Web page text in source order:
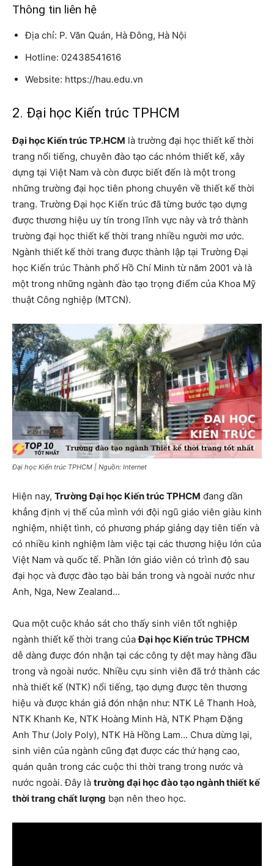
Thông tin liên hệ
Địa chỉ: P. Văn Quán, Hà Đông, Hà Nội
Hotline: 02438541616
Website: https://hau.edu.vn
2. Đại học Kiến trúc TPHCM
Đại học Kiến trúc TP.HCM là trường đại học thiết kế thời
trang nổi tiếng, chuyên đào tạo các nhóm thiết kế, xây
dựng tại Việt Nam và còn được biết đến là một trong
những trường đại học tiên phong chuyên về thiết kế thời
trang. Trường Đại học Kiến ​​trúc đã từng bước tạo dựng
được thương hiệu uy tín trong lĩnh vực này và trở thành
trường đại học thiết kế thời trang nhiều người mơ ước.
Ngành thiết kế thời trang được thành lập tại Trường Đại
học Kiến trúc Thành phố Hồ Chí Minh từ năm 2001 và là
một trong những ngành đào tạo trọng điểm của Khoa Mỹ
thuật Công nghiệp (MTCN).
Đại học Kiến trúc TPHCM | Nguồn: Internet
Hiện nay, Trường Đại học Kiến trúc TPHCM đang dần
khẳng định vị thế của mình với đội ngũ giáo viên giàu kinh
nghiệm, nhiệt tình, có phương pháp giảng dạy tiên tiến và
có nhiều kinh nghiệm làm việc tại các thương hiệu lớn của
Việt Nam và quốc tế. Phần lớn giáo viên có trình độ sau
đại học và được đào tạo bài bản trong và ngoài nước như
Anh, Nga, New Zealand…
Qua một cuộc khảo sát cho thấy sinh viên tốt nghiệp
ngành thiết kế thời trang củaĐại học Kiến trúc TPHCM
dễ dàng được đón nhận tại các công ty dệt may hàng đầu
trong và ngoài nước. Nhiều cựu sinh viên đã trở thành các
nhà thiết kế (NTK) nổi tiếng, tạo dựng được tên thương
hiệu và được khán giả đón nhận như: NTK Lê Thanh Hoà,
NTK Khanh Ke, NTK Hoàng Minh Hà, NTK Phạm Đặng
Anh Thư (Joly Poly), NTK Hà Hồng Lam… Chưa dừng lại,
sinh viên của ngành cũng đạt được các thứ hạng cao,
quán quân trong các cuộc thi thời trang trong nước và
nước ngoài. Đây là trường đại học đào tạo ngành thiết kế
thời trang chất lượng bạn nên theo học.